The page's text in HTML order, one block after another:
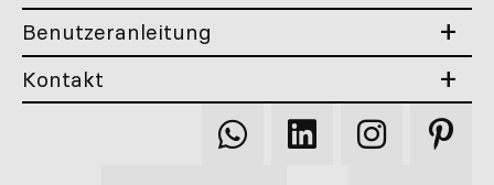
Benutzeranleitung
Kontakt
Qooqer
WhatsApp
Qooqer
Linkedin
Qooqer
Instagram
Qooqer